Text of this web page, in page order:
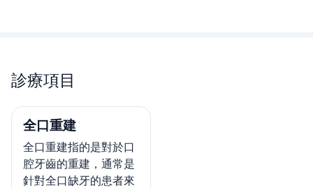
診療項目
全口重建
全口重建指的是對於口
腔牙齒的重建，通常是
針對全口缺牙的患者來